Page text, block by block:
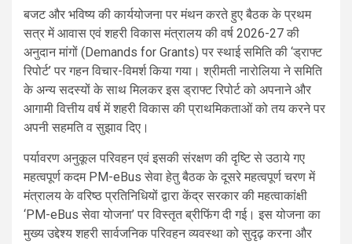
बजट और भविष्य की कार्ययोजना पर मंथन करते हुए बैठक के प्रथम
सत्र में आवास एवं शहरी विकास मंत्रालय की वर्ष 2026-27 की
अनुदान मांगों (Demands for Grants) पर स्थाई समिति की ‘ड्राफ्ट
रिपोर्ट’ पर गहन विचार-विमर्श किया गया। श्रीमती नारोलिया ने समिति
के अन्य सदस्यों के साथ मिलकर इस ड्राफ्ट रिपोर्ट को अपनाने और
आगामी वित्तीय वर्ष में शहरी विकास की प्राथमिकताओं को तय करने पर
अपनी सहमति व सुझाव दिए।
पर्यावरण अनुकूल परिवहन एवं इसकी संरक्षण की दृष्टि से उठाये गए
महत्वपूर्ण कदम PM-eBus सेवा हेतु बैठक के दूसरे महत्वपूर्ण चरण में
मंत्रालय के वरिष्ठ प्रतिनिधियों द्वारा केंद्र सरकार की महत्वाकांक्षी
‘PM-eBus सेवा योजना’ पर विस्तृत ब्रीफिंग दी गई। इस योजना का
मुख्य उद्देश्य शहरी सार्वजनिक परिवहन व्यवस्था को सुदृढ़ करना और